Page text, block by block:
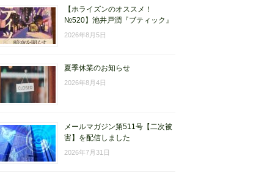
【ホライズンのオススメ！
№520】池井戸潤『ブティック』
2026年8月5日
夏季休業のお知らせ
2026年8月4日
メールマガジン第511号【二次被
害】を配信しました
2026年7月31日